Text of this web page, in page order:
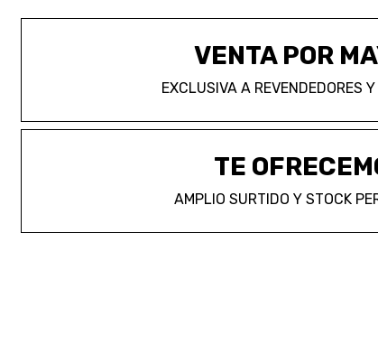
VENTA POR
EXCLUSIVA A REVENDEDORES
TE
AMPLIO SURTIDO Y STOCK